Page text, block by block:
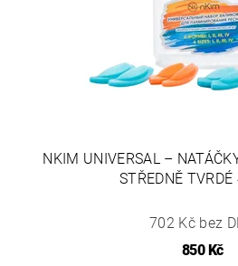
NKIM UNIVERSAL –
STŘEDNĚ TVRDÉ
702 Kč bez
850 Kč